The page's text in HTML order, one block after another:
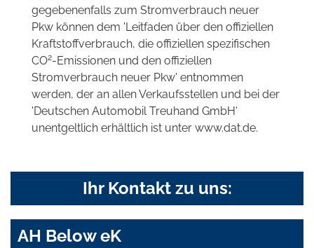
gegebenenfalls zum Stromverbrauch neuer
Pkw können dem 'Leitfaden über den offiziellen
Kraftstoffverbrauch, die offiziellen spezifischen
CO2-Emissionen und den offiziellen
Stromverbrauch neuer Pkw' entnommen
werden, der an allen Verkaufsstellen und bei der
'Deutschen Automobil Treuhand GmbH'
unentgeltlich erhältlich ist unter www.dat.de.
Ihr Kontakt zu uns:
AH Below eK